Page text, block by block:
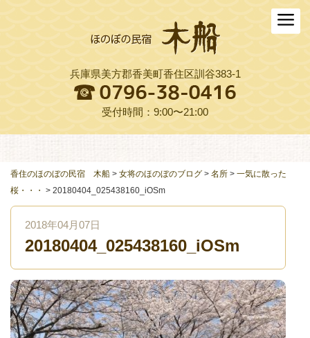
兵庫県美方郡香美町香住区訓谷383-1
受付時間：9:00〜21:00
交通アクセス
よくある質問
お役立ちリンク集
ご予約プラン一覧
English
香住のほのぼの民宿 木船 > 女将のほのぼのブログ > 名所 > 一気に散った
桜・・・ > 20180404_025438160_iOSm
2018年04月07日
20180404_025438160_iOSm